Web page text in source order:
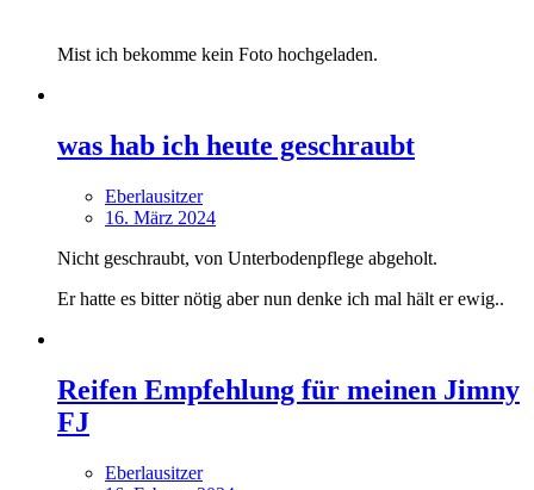
Mist ich bekomme kein Foto hochgeladen.
was hab ich heute geschraubt
Eberlausitzer
16. März 2024
Nicht geschraubt, von Unterbodenpflege abgeholt.
Er hatte es bitter nötig aber nun denke ich mal hält er ewig..
Reifen Empfehlung für meinen Jimny
FJ
Eberlausitzer